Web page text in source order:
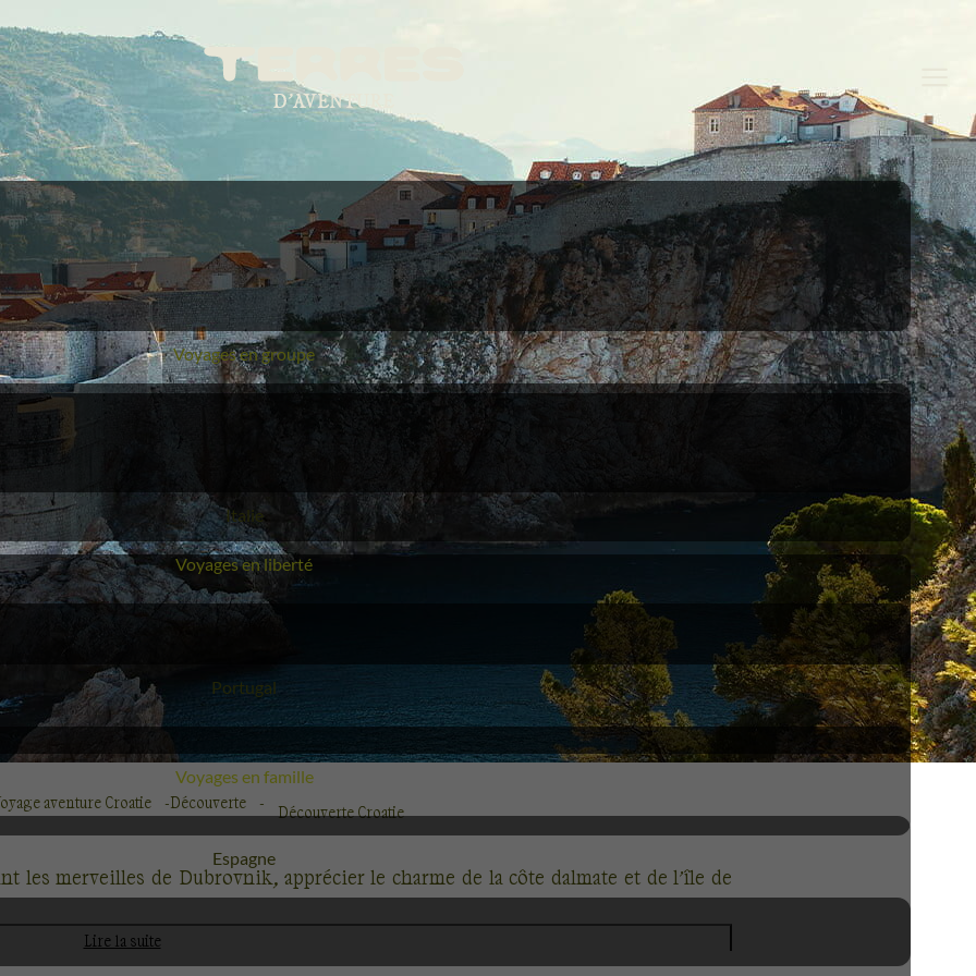
Voyage
Italie
Voyage
Portugal
Voyage
Espagne
Voyages en groupe
Voyages en liberté
Voyages en famille
aventure Croatie Découverte
Découverte Croatie
les merveilles de Dubrovnik, apprécierle charme de la côte dalmate et de l’île de
la découverte de la richesse naturelle de ce pays méditerranéen et slave, carrefour
Lire la suite